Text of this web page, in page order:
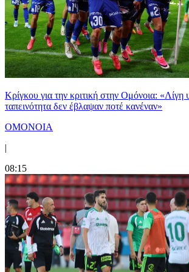
Κρίγκου για την κριτική στην Ομόνοια: «Λίγη
ταπεινότητα δεν έβλαψαν ποτέ κανέναν»
ΟΜΟΝΟΙΑ
|
08:15